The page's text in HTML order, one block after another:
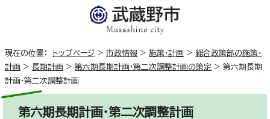
現在の位置： トップページ > 市政情報 > 施策・計画 > 総合政策部の施策・
計画 > 長期計画 > 第六期長期計画・第二次調整計画の策定 > 第六期長期
計画・第二次調整計画
第六期長期計画・第二次調整計画